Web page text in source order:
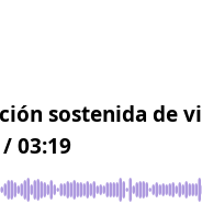
sostenida de
/ 03:19